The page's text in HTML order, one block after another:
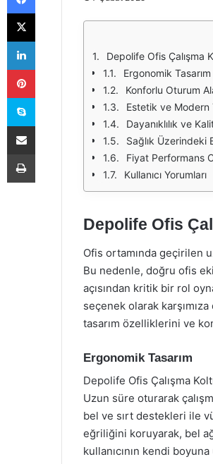
Depolife Ofis Çalışma
Ergonomik Tasarım
Konforlu Oturum
Estetik ve Modern
Dayanıklılık ve
Sağlık Üzerindeki
Fiyat Performans
Kullanıcı Yorumları
Depolife Ofis
Ofis ortamında geçirilen
Bu nedenle, doğru ofis
açısından kritik bir rol
seçenek olarak
tasarım özelliklerini ve
Ergonomik Tasarım
Depolife Ofis Çalışma
Uzun süre oturarak
bel ve sırt destekleri ile
eğriliğini koruyarak, bel
kullanıcının kendi
X
LinkedIn
Pinterest
Skype
E-Posta ile paylaş